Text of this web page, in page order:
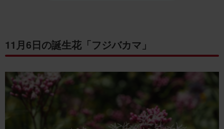
11月6日の誕生花「フジバカマ」